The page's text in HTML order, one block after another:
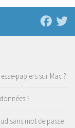
papiers sur Mac ?
?
sans mot de passe